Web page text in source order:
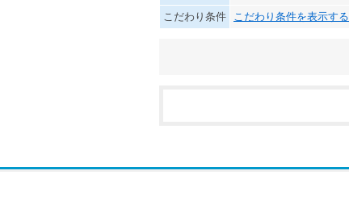
こだわり条件 こだわり条件を表示する